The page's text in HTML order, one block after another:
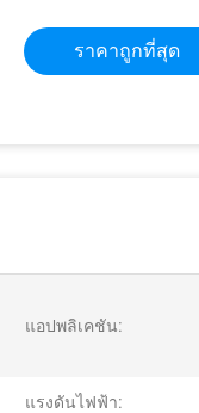
ราคาถูกที่สุด
แอปพลิเคชัน:
แรงดันไฟฟ้า: